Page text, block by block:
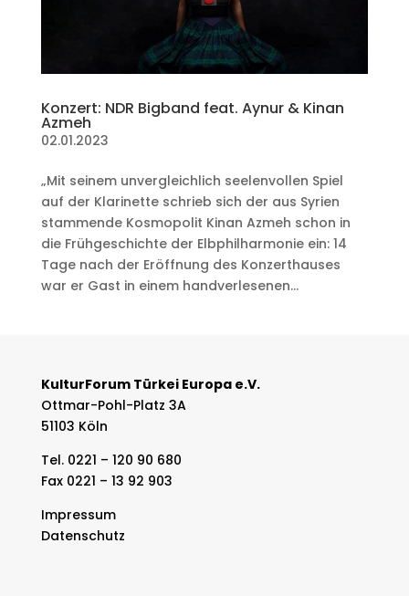
Konzert: NDR Bigband feat. Aynur & Kinan
Azmeh
02.01.2023
„Mit seinem unvergleichlich seelenvollen Spiel
auf der Klarinette schrieb sich der aus Syrien
stammende Kosmopolit Kinan Azmeh schon in
die Frühgeschichte der Elbphilharmonie ein: 14
Tage nach der Eröffnung des Konzerthauses
war er Gast in einem handverlesenen...
KulturForum Türkei Europa e.V.
Ottmar-Pohl-Platz 3A
51103 Köln
Tel. 0221 – 120 90 680
Fax 0221 – 13 92 903
Impressum
Datenschutz